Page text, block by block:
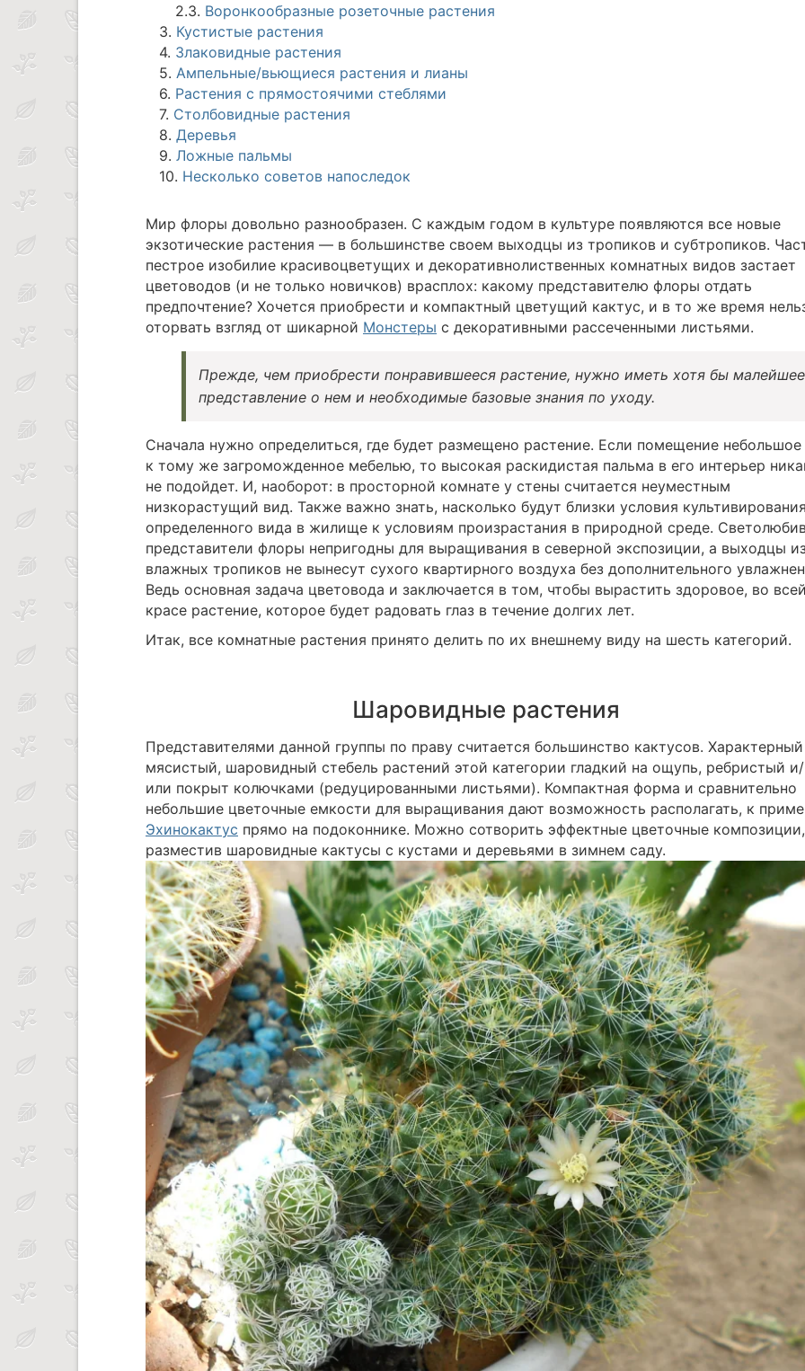
2.3. Воронкообразные розеточные растения
3. Кустистые растения
4. Злаковидные растения
5. Ампельные/вьющиеся растения и лианы
6. Растения с прямостоячими стеблями
7. Столбовидные растения
8. Деревья
9. Ложные пальмы
10. Несколько советов напоследок
Мир флоры довольно разнообразен. С каждым годом в культуре появляются все новые
экзотические растения — в большинстве своем выходцы из тропиков и субтропиков.
пестрое изобилие красивоцветущих и декоративнолиственных комнатных видов застает
цветоводов (и не только новичков) врасплох: какому представителю флоры отдать
предпочтение? Хочется приобрести и компактный цветущий кактус, и в то же время
оторвать взгляд от шикарной Монстеры с декоративными рассеченными листьями.
Прежде, чем приобрести понравившееся растение, нужно иметь хотя бы малейшее
представление о нем и необходимые базовые знания по уходу.
Сначала нужно определиться, где будет размещено растение. Если помещение
к тому же загроможденное мебелью, то высокая раскидистая пальма в его интерьер
не подойдет. И, наоборот: в просторной комнате у стены считается неуместным
низкорастущий вид. Также важно знать, насколько будут близки условия
определенного вида в жилище к условиям произрастания в природной среде.
представители флоры непригодны для выращивания в северной экспозиции, а выходцы
влажных тропиков не вынесут сухого квартирного воздуха без дополнительного
Ведь основная задача цветовода и заключается в том, чтобы вырастить здоровое, во
красе растение, которое будет радовать глаз в течение долгих лет.
Итак, все комнатные растения принято делить по их внешнему виду на шесть категорий.
Шаровидные растения
Представителями данной группы по праву считается большинство кактусов. Характерный
мясистый, шаровидный стебель растений этой категории гладкий на ощупь, ребристый и/
или покрыт колючками (редуцированными листьями). Компактная форма и сравнительно
небольшие цветочные емкости для выращивания дают возможность располагать, к
Эхинокактус прямо на подоконнике. Можно сотворить эффектные цветочные композиции,
разместив шаровидные кактусы с кустами и деревьями в зимнем саду.